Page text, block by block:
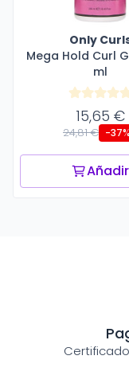
Only
Mega Hold Curl
ml
15,65 €
24,81 € -37%
Añadir